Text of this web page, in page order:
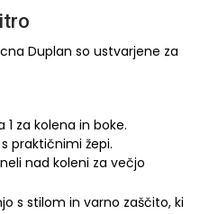
Duplan so ustvarjene za
1 za kolena in boke.
praktičnimi žepi.
nad koleni za večjo
s stilom in varno zaščito, ki